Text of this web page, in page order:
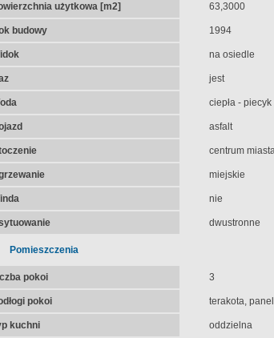
użytkowa [m2] 63,3000
budowy 1994
na osiedle
jest
ciepła - piecyk
asfalt
centrum
miejskie
nie
dwustronne
Pomieszczenia
pokoi 3
pokoi terakota,
kuchni oddzielna